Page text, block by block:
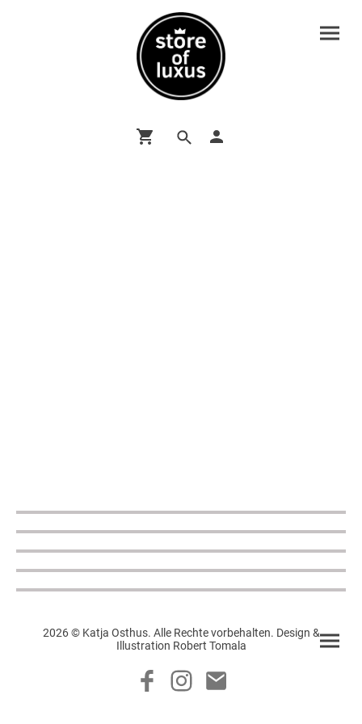
2026 © Katja Osthus. Alle Rechte vorbehalten. Design &
Illustration Robert Tomala